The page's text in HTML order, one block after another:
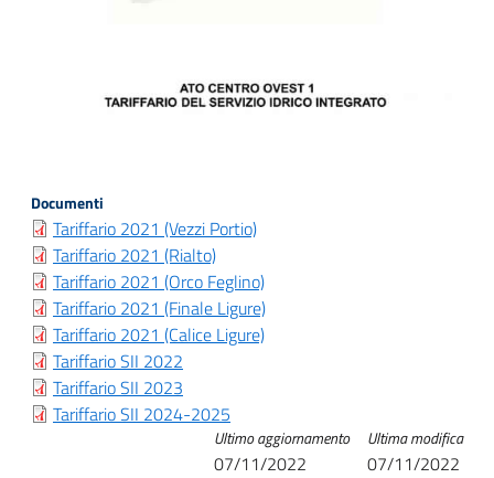
Documenti
Tariffario 2021 (Vezzi Portio)
Tariffario 2021 (Rialto)
Tariffario 2021 (Orco Feglino)
Tariffario 2021 (Finale Ligure)
Tariffario 2021 (Calice Ligure)
Tariffario SII 2022
Tariffario SII 2023
Tariffario SII 2024-2025
Ultima modifica
07/11/2022
Ultimo aggiornamento
07/11/2022